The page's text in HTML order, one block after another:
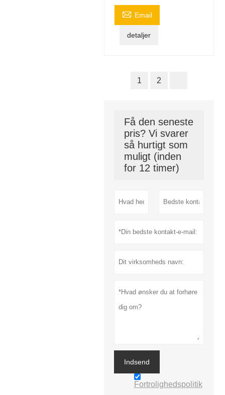
 Email
detaljer
1 2
Få den seneste
pris? Vi svarer
så hurtigt som
muligt (inden
for 12 timer)
Indsend
Fortrolighedspolitik